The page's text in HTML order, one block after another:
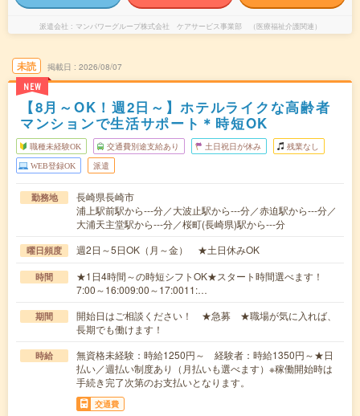
派遣会社 マンパワーグループ株式会社 ケアサービス事業部 （医療福祉介護関連）
未読
NEW
掲載日 2026/08/07
【8月～OK！週2日～】ホテルライクな高齢者
マンションで生活サポート＊時短OK
職種未経験OK 交通費別途支給あり 土日祝日が休み 残業なし
WEB登録OK 派遣
勤務地
長崎県長崎市
浦上駅前駅から---分／大波止駅から---分／赤迫駅から---分／
大浦天主堂駅から---分／桜町(長崎県)駅から---分
曜日頻度 週2日～5日OK（月～金） ★土日休みOK
時間
★1日4時間～の時短シフトOK★スタート時間選べます！
7:00～16:009:00～17:0011:…
期間
開始日はご相談ください！ ★急募 ★職場が気に入れば、
長期でも働けます！
時給
無資格未経験：時給1250円～ 経験者：時給1350円～★日
払い／週払い制度あり（月払いも選べます）※稼働開始時は
手続き完了次第のお支払いとなります。
交通費